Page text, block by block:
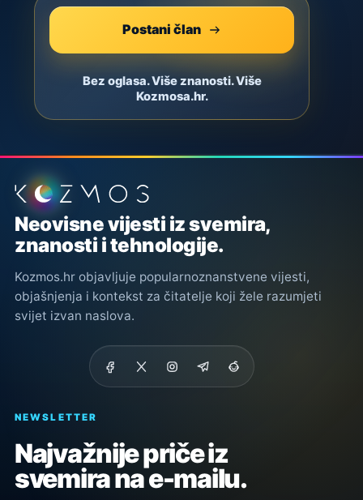
Postani član
Bez oglasa. Više znanosti. Više
Kozmosa.hr.
Podnožje stranice
Neovisne vijesti iz svemira,
znanosti i tehnologije.
Kozmos.hr objavljuje popularnoznanstvene vijesti,
objašnjenja i kontekst za čitatelje koji žele razumjeti
svijet izvan naslova.
NEWSLETTER
Najvažnije priče iz
svemira na e-mailu.